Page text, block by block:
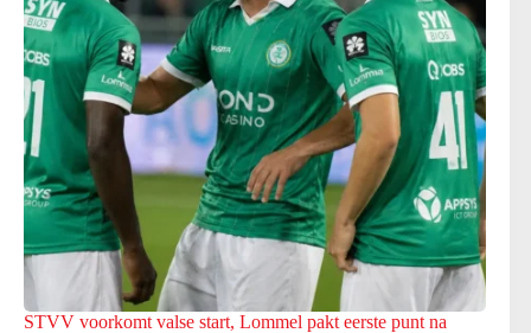
STVV voorkomt valse start, Lommel pakt eerste punt na